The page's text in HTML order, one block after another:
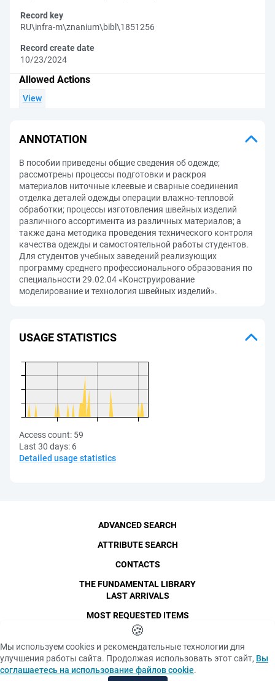
Record key
RU\infra-m\znanium\bibl\1851256
Record create date
10/23/2024
Allowed Actions
View
ANNOTATION
В пособии приведены общие сведения об одежде;
рассмотрены процессы подготовки и раскроя
материалов ниточные клеевые и сварные соединения
отделка деталей одежды операции влажно-тепловой
обработки; процессы изготовления швейных изделий
различного ассортимента из различных материалов; а
также дана методика проведения технического контроля
качества одежды и самостоятельной работы студентов.
Для студентов учебных заведений реализующих
программу среднего профессионального образования по
специальности 29.02.04 «Конструирование
моделирование и технология швейных изделий».
USAGE STATISTICS
Access count: 59
Last 30 days: 6
Detailed usage statistics
SPbPU, 1996-2026
Copyright and Personal Data
The photographs are
published with the
consent of the individuals
Privacy policy
«Cookie» files policy
ADVANCED SEARCH
ATTRIBUTE SEARCH
CONTACTS
THE FUNDAMENTAL LIBRARY
LAST ARRIVALS
MOST REQUESTED ITEMS
🍪
Мы используем cookies и рекомендательные технологии для
улучшения работы сайта. Продолжая использовать этот сайт, Вы
соглашаетесь на использование файлов cookie.